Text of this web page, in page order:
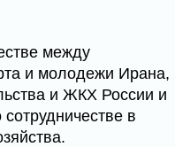
между
и молодежи Ирана,
и ЖКХ России и
в